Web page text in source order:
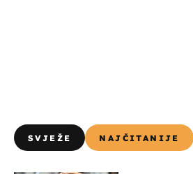
SVJEŽE NAJČITANIJE